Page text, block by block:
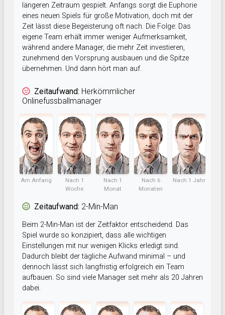
längeren Zeitraum gespielt. Anfangs sorgt die Euphorie
eines neuen Spiels für große Motivation, doch mit der
Zeit lässt diese Begeisterung oft nach. Die Folge: Das
eigene Team erhält immer weniger Aufmerksamkeit,
während andere Manager, die mehr Zeit investieren,
zunehmend den Vorsprung ausbauen und die Spitze
übernehmen. Und dann hört man auf.
Zeitaufwand: Herkömmlicher
Onlinefussballmanager
Am Anfang
Nach 1
Woche
Nach 1
Monat
Nach 6
Monaten
Nach 1 Jahr
Zeitaufwand: 2-Min-Man
Beim 2-Min-Man ist der Zeitfaktor entscheidend. Das
Spiel wurde so konzipiert, dass alle wichtigen
Einstellungen mit nur wenigen Klicks erledigt sind.
Dadurch bleibt der tägliche Aufwand minimal – und
dennoch lässt sich langfristig erfolgreich ein Team
aufbauen. So sind viele Manager seit mehr als 20 Jahren
dabei.